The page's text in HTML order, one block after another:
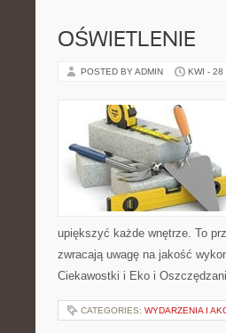
OŚWIETLENIE
POSTED BY ADMIN KWI - 28
upiększyć każde wnętrze. To
zwracają uwagę na jakość
Ciekawostki i Eko i
CATEGORIES: WYDARZENIA I